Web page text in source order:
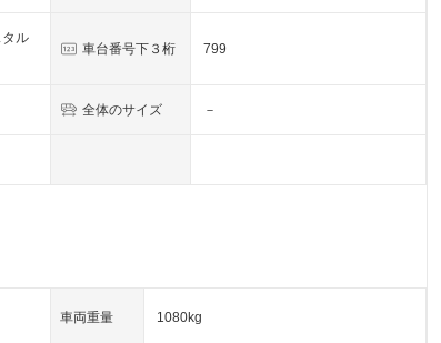
ル
車台番号下３桁 799
全体のサイズ －
車両重量 1080kg